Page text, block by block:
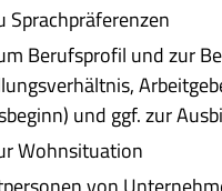
Sprachpräferenzen
Berufsprofil und zur
und ggf. zur
Wohnsituation